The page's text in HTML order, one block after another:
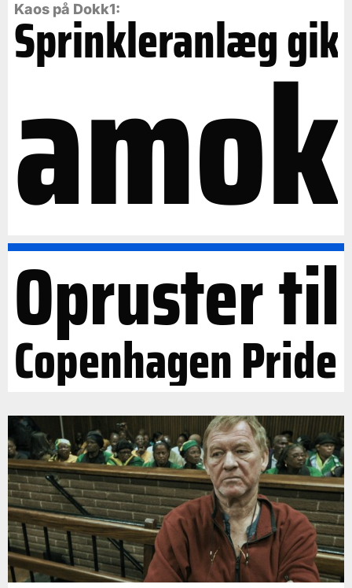
Kaos på Dokk1:
Sprinkleranlæg gik
amok
Opruster til
Copenhagen Pride